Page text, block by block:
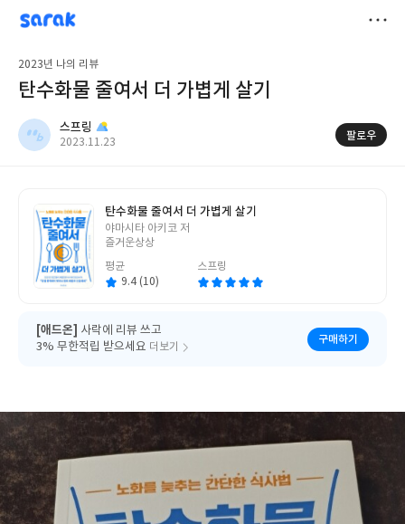
sarak
스프링
2023년 나의 리뷰
탄수화물 줄여서 더 가볍게 살기
스프링
작
2023.11.23
팔로우
탄수화물 줄여서 더 가볍게 살기
글
쓴
야마시타 아키코 저
즐거운상상
평균
9.4 (10)
스프링
[애드온] 사락에 리뷰 쓰고
3% 무한적립 받으세요 더보기
구매하기